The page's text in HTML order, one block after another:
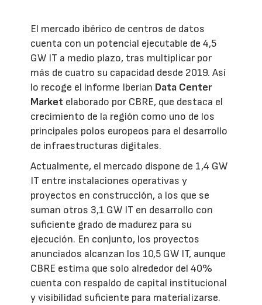
El mercado ibérico de centros de datos
cuenta con un potencial ejecutable de 4,5
GW IT a medio plazo, tras multiplicar por
más de cuatro su capacidad desde 2019. Así
lo recoge el informe Iberian Data Center
Market elaborado por CBRE, que destaca el
crecimiento de la región como uno de los
principales polos europeos para el desarrollo
de infraestructuras digitales.
Actualmente, el mercado dispone de 1,4 GW
IT entre instalaciones operativas y
proyectos en construcción, a los que se
suman otros 3,1 GW IT en desarrollo con
suficiente grado de madurez para su
ejecución. En conjunto, los proyectos
anunciados alcanzan los 10,5 GW IT, aunque
CBRE estima que solo alrededor del 40%
cuenta con respaldo de capital institucional
y visibilidad suficiente para materializarse.